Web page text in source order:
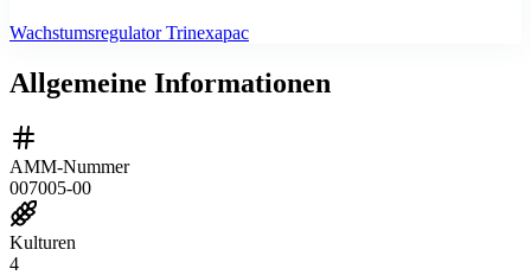
Wachstumsregulator Trinexapac
Allgemeine Informationen
AMM-Nummer
007005-00
Kulturen
4